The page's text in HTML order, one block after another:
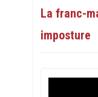
La franc-
imposture